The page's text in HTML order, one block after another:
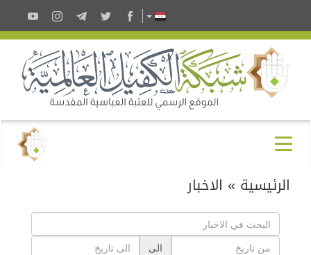
الرئيسية » الاخبار
الى